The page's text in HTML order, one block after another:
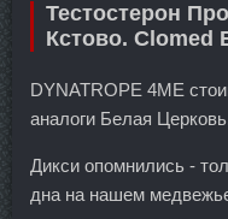
Тестостерон
Кстово. Clomed
DYNATROPE 4ME
аналоги Белая
Дикси опомнились -
дна на нашем